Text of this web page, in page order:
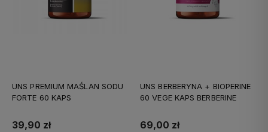
UNS PREMIUM MAŚLAN SODU
FORTE 60 KAPS
39,90 zł
UNS BERBERYNA + BIOPERINE
60 VEGE KAPS BERBERINE
69,00 zł